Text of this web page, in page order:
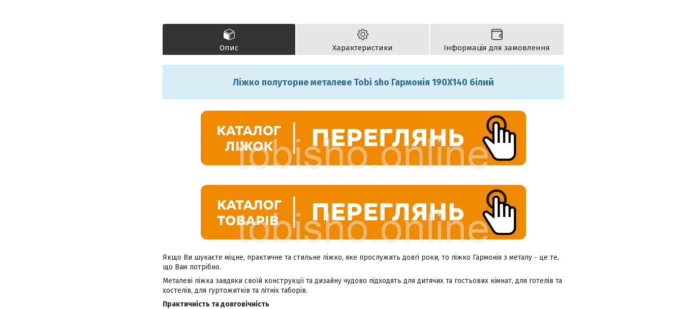
Опис Характеристики Інформація для замовлення
Ліжко полуторне металеве Tobi sho Гармонія 190X140 білий
Якщо Ви шукаєте міцне, практичне та стильне ліжко, яке прослужить довгі роки, то ліжко Гармонія з металу - це те,
що Вам потрібно.
Металеві ліжка завдяки своїй конструкції та дизайну чудово підходять для дитячих та гостьових кімнат, для готелів та
хостелів, для гуртожитків та літніх таборів.
Практичність та довговічність